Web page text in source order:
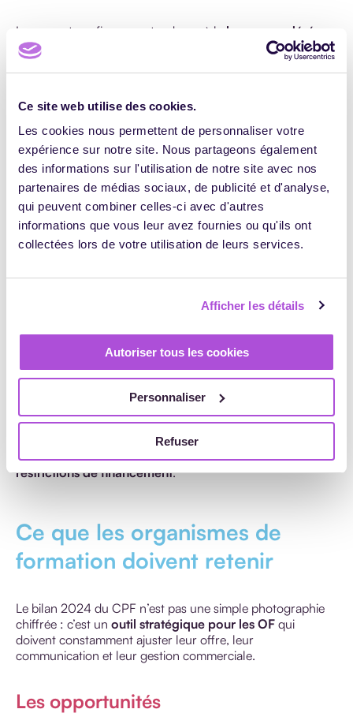
Ce site web utilise des cookies.
Les cookies nous permettent de personnaliser votre
expérience sur notre site. Nous partageons également
des informations sur l'utilisation de notre site avec nos
partenaires de médias sociaux, de publicité et d'analyse,
qui peuvent combiner celles-ci avec d'autres
informations que vous leur avez fournies ou qu'ils ont
collectées lors de votre utilisation de leurs services.
Afficher les détails
Autoriser tous les cookies
Personnaliser
Refuser
Le rapport confirme une tendance à la hausse modérée
mais continue des tarifs
, même à caractéristiques
constantes. Un signal à ne pas négliger pour les OF qui
souhaitent rester compétitifs tout en maintenant la
Une augmentation contenue mais
significative
En 2024, les prix ont augmenté de
2 % en moyenne à
caractéristiques comparables . Mais certains domaines
ont connu des hausses bien plus marquées.
Évolutions 2024
: +6,1 %, à 93,2 €/heure.
Permis de conduire: +5,8 %, à 46,2 €/heure.
Évolution des prix CPF : faut-il revoir votre
stratégie tarifaire ?
Ces hausses s’expliquent par l’augmentation des coûts
pédagogiqueset une volonté des OF decompenser les
restrictions de financement.
Ce que les organismes de
formation doivent retenir
Le bilan 2024 du CPF n’est pas une simple photographie
chiffrée : c’est un outil stratégique pour les OF qui
doivent constamment ajuster leur offre, leur
communication et leur gestion commerciale.
Les opportunités